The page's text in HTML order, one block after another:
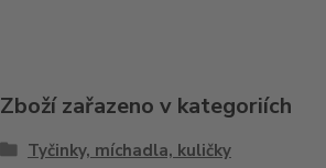
Zboží zařazeno v kategoriích
Tyčinky, míchadla, kuličky